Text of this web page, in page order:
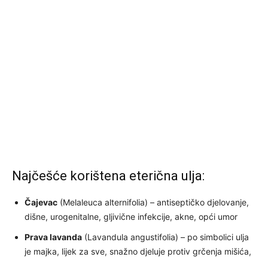
Najčešće korištena eterična ulja:
Čajevac (Melaleuca alternifolia) – antiseptičko djelovanje,
dišne, urogenitalne, gljivične infekcije, akne, opći umor
Prava lavanda (Lavandula angustifolia) – po simbolici ulja
je majka, lijek za sve, snažno djeluje protiv grčenja mišića,